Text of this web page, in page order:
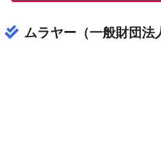
ムラヤー（一般財団法